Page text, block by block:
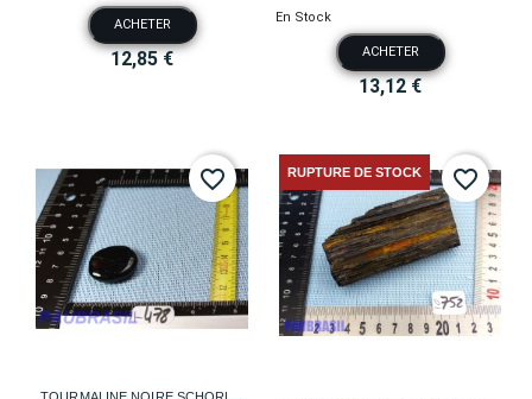
ACHETER
12,85 €
En Stock
ACHETER
13,12 €
favorite_border RUPTURE DE STOCK favorite_border